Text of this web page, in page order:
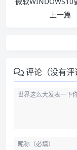
上一篇
评论（没有评